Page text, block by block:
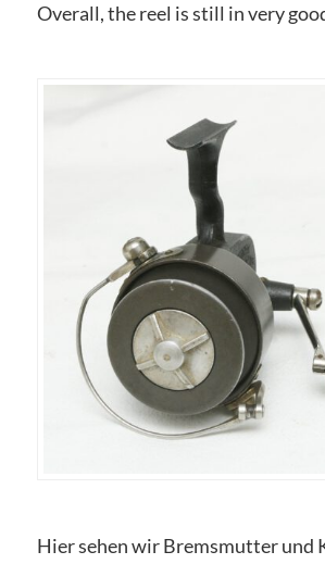
Overall, the reel is still in very
Hier sehen wir Bremsmutter und